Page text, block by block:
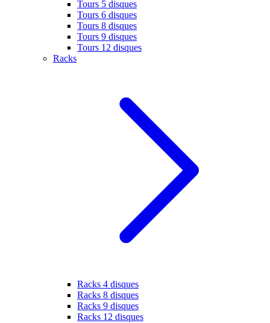
Tours 5 disques
Tours 6 disques
Tours 8 disques
Tours 9 disques
Tours 12 disques
Racks
Racks 4 disques
Racks 8 disques
Racks 9 disques
Racks 12 disques